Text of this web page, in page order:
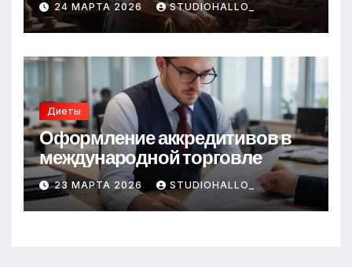
24 МАРТА 2026 STUDIOHALLO_
Диеты
Оформление аккредитивов в
международной торговле
23 МАРТА 2026 STUDIOHALLO_